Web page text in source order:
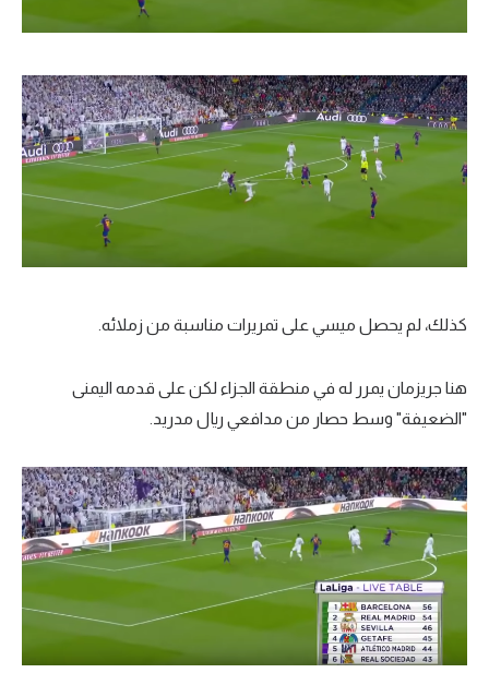
كذلك، لم يحصل ميسي على تمريرات مناسبة من زملائه.
هنا جريزمان يمرر له في منطقة الجزاء لكن على قدمه اليمنى
"الضعيفة" وسط حصار من مدافعي ريال مدريد.